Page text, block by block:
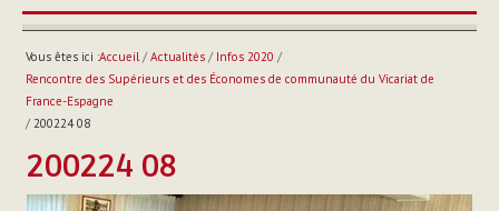
ACCUEIL
BÉTHARRAM
FAMILLE
MISSION
NEF
MULTIMÉDIA
Vous êtes ici :Accueil/ Actualités/ Infos 2020 /
Rencontre des Supérieurs et des Économes de communauté du Vicariat de
France-Espagne
/ 200224 08
200224 08